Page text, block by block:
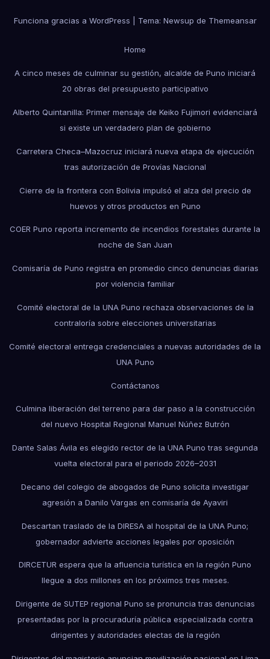
Funciona gracias a WordPress Tema: Newsup de Themeansar
Home
A cinco meses de culminar su gestión, alcalde de Puno iniciará
20 obras del presupuesto participativo
Alberto Quintanilla: Primer mensaje de Keiko Fujimori evidenciará
si existe un verdadero plan de gobierno
Carretera Checa–Mazocruz iniciará nueva etapa de ejecución
tras autorización de Provías Nacional
Cierre de la frontera con Bolivia impulsó el alza del precio de
huevos y otros productos en Puno
COER Puno reporta incremento de incendios forestales durante la
noche de San Juan
Comisaría de Puno registra en promedio cinco denuncias diarias
por violencia familiar
Comité electoral de la UNA Puno rechaza observaciones de la
contraloría sobre elecciones universitarias
Comité electoral entrega credenciales a nuevas autoridades de la
UNA Puno
Contáctanos
Culmina liberación del terreno para dar paso a la construcción
del nuevo Hospital Regional Manuel Núñez Butrón
Dante Salas Ávila es elegido rector de la UNA Puno tras segunda
vuelta electoral para el periodo 2026–2031
Decano del colegio de abogados de Puno solicita investigar
agresión a Danilo Vargas en comisaría de Ayaviri
Descartan traslado de la DIRESA al hospital de la UNA Puno;
gobernador advierte acciones legales por oposición
DIRCETUR espera que la afluencia turística en la región Puno
llegue a dos millones en los próximos tres meses.
Dirigente de SUTEP regional Puno se pronuncia tras denuncias
presentadas por la procuraduría pública especializada contra
dirigentes y autoridades electas de la región